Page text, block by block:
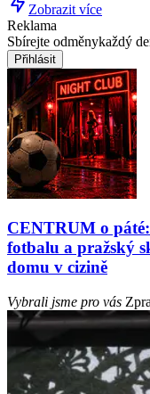
Zobrazit více
Reklama
Sbírejte odměnykaždý
Přihlásit
CENTRUM o
fotbalu a pražský
domu v cizině
Vybrali jsme pro vás